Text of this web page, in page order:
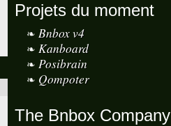
Projets du moment
Bnbox v4
Kanboard
Posibrain
Qompoter
The Bnbox Company